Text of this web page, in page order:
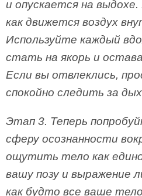
и опускается на
как движется воздух
Используйте каждый
стать на якорь и
Если вы отвлеклись,
спокойно следить за
Этап 3. Теперь
сферу осознанности
ощутить тело как
вашу позу и выражение
как будто все ваше